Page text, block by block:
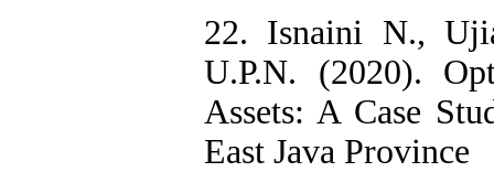
22. Isnaini N.,
U.P.N. (2020).
Assets: A Case
East Java Province